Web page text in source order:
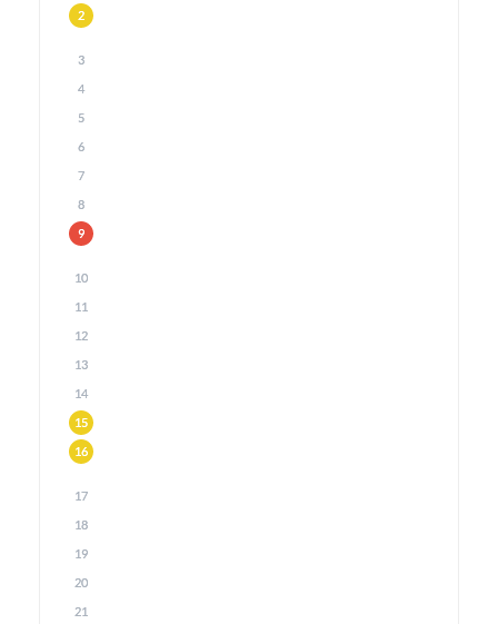
2
3
4
5
6
7
8
9
10
11
12
13
14
15
16
17
18
19
20
21